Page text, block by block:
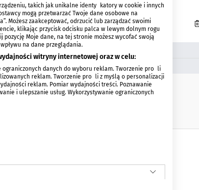
takich jak unikalne identyfikatory w cookie i innych
mogą przetwarzać Twoje dane osobowe na
Możesz zaakceptować, odrzucić lub zarządzać swoimi
klikając przycisk odcisku palca w lewym dolnym rogu
Moje dane, na tej stronie możesz wycofać swoją
na dane przeglądania.
witryny internetowej oraz w celu:
danych do wyboru reklam. Tworzenie profili
reklam. Tworzenie profili z myślą o personalizacji
reklam. Pomiar wydajności treści. Poznawanie
i ulepszanie usług. Wykorzystywanie ograniczonych